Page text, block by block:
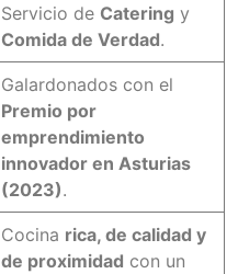
Servicio de Catering y
Comida de Verdad.
Galardonados con el
Premio por
emprendimiento
innovador en Asturias
(2023).
Cocina rica, de calidad y
de proximidad con un